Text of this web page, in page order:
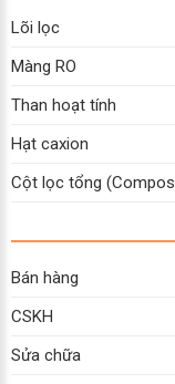
Lõi lọc
Màng RO
Than hoạt tính
Hạt caxion
Cột lọc tổng
Bán hàng
CSKH
Sửa chữa